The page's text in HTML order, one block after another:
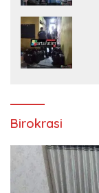
Birokrasi